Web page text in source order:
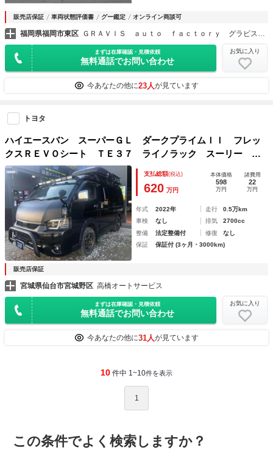
販売店保証 車両状態評価書 グー鑑定 オンライン商談可
福岡県福岡市東区 ＧＲＡＶＩＳ ａｕｔｏ ｆａｃｔｏｒｙ グラビスオートファクトリー
まずは在庫確認・見積依頼
無料通話でお問い合わせ
お気に入り
今あなたの他に23人が見ています
トヨタ
ハイエースバン スーパーＧＬ ダークプライムＩＩ フレッ
クスＲＥＶＯシート ＴＥ３７ ライノラック スーリー ラ
プターライナー
支払総額(税込)
620 万円
本体価格
598
万円
諸費用
22
万円
年式 2022年 走行
0.5万km
車検
なし 排気
2700cc
整備
法定整備付 修復
なし
保証
保証付 (3ヶ月・3000km)
販売店保証
宮城県仙台市宮城野区 高橋オートサービス
まずは在庫確認・見積依頼
無料通話でお問い合わせ
お気に入り
今あなたの他に31人が見ています
10 件中 1~10件を表示
1
この条件でよく検索しますか？